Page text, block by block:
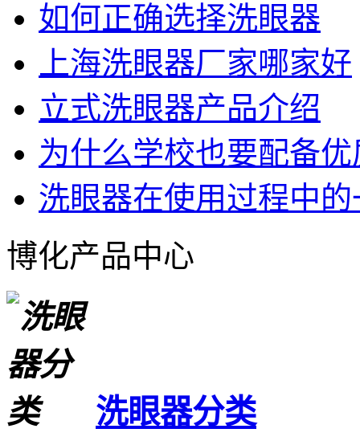
如何正确选择洗眼器
上海洗眼器厂家哪家好
立式洗眼器产品介绍
为什么学校也要配备
洗眼器在使用过程中
博化产品中心
洗眼器分类